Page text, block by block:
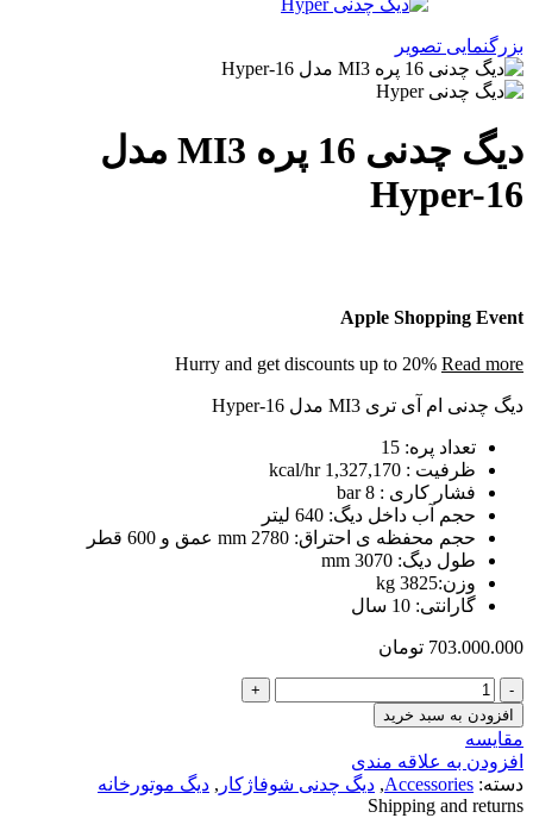
بزرگنمایی تصویر
دیگ چدنی 16 پره MI3 مدل
Hyper-16
Apple Shopping Event
Hurry and get discounts up to 20% Read more
دیگ چدنی ام آی تری MI3 مدل Hyper-16
تعداد پره: 15
ظرفیت : 1,327,170 kcal/hr
فشار کاری : 8 bar
حجم آب داخل دیگ: 640 لیتر
حجم محفظه ی احتراق: 2780 mm عمق و 600 قطر
طول دیگ: 3070 mm
وزن:3825 kg
گارانتی: 10 سال
703.000.000 تومان
دیگ
چدنی
16
پره
MI3
مدل
افزودن به سبد خرید
مقایسه
افزودن به علاقه مندی
دسته: Accessories
, دیگ چدنی شوفاژکار , دیگ موتورخانه
Shipping and returns